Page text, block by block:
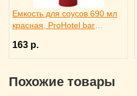
Емкость для соусов 690 мл
красная, ProHotel bar
163 р.
Похожие товары